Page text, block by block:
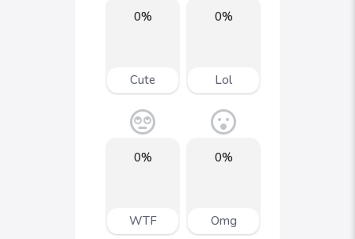
0%
Lol
0%
Cute
0%
Omg
0%
WTF